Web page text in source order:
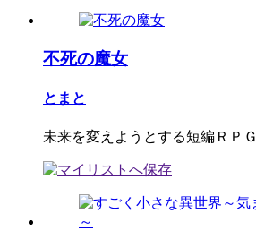
不死の魔女
とまと
未来を変えようとする短編ＲＰＧ